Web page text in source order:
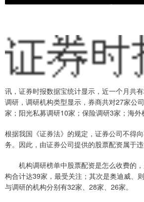
讯，证券时报数据宝统计显示，近一个月共
调研，调研机构类型显示，券商共对27家公
家；阳光私募调研10家；保险调研3家；海外
根据我国《证券法》的规定，证券公司不得
务。因此，由证券公司提供的股票配资属于违
机构调研榜单中股票配资是怎么收费的，
构合计达39家，最受关注；其次是奥迪威、
与调研的机构分别有32家、28家、26家。